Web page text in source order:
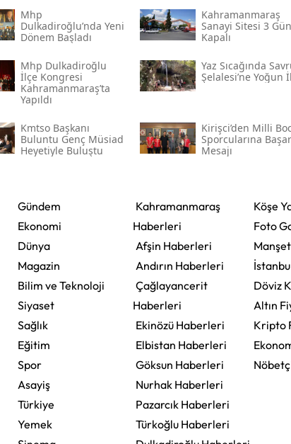
Mhp
Dulkadiroğlu’nda Yeni
Dönem Başladı
Kahramanmaraş
Sanayi Sitesi 3 Gün
Kapalı
Mhp Dulkadiroğlu
İlçe Kongresi
Kahramanmaraş’ta
Yapıldı
Yaz Sıcağında
Şelalesi’ne Yoğun
Kmtso Başkanı
Buluntu Genç Müsi̇ad
Heyetiyle Buluştu
Kirişci’den Milli
Sporcularına
Mesajı
Gündem
Ekonomi
Dünya
Magazin
Bilim ve Teknoloji
Siyaset
Sağlık
Eğitim
Spor
Asayiş
Türkiye
Yemek
Kahramanmaraş
Haberleri
Afşin Haberleri
Andırın Haberleri
Çağlayancerit
Haberleri
Ekinözü Haberleri
Elbistan Haberleri
Göksun Haberleri
Nurhak Haberleri
Pazarcık Haberleri
Türkoğlu Haberleri
Köşe
Foto
Döviz
Altın
Kripto